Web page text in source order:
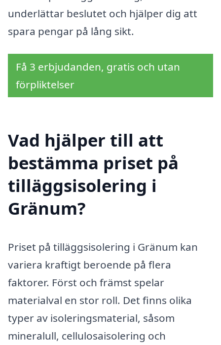
underlättar beslutet och hjälper dig att
spara pengar på lång sikt.
Få 3 erbjudanden, gratis och utan
förpliktelser
Vad hjälper till att
bestämma priset på
tilläggsisolering i
Gränum?
Priset på tilläggsisolering i Gränum kan
variera kraftigt beroende på flera
faktorer. Först och främst spelar
materialval en stor roll. Det finns olika
typer av isoleringsmaterial, såsom
mineralull, cellulosaisolering och